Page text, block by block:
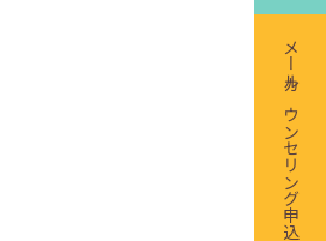
メールカウンセリング申込